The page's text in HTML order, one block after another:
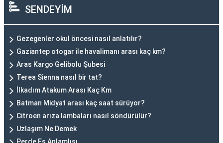
SENDEYİM
Gezegenler okul öncesi nasıl anlatılır?
Gaziantep otogar ile havalimanı arası kaç km?
Aras Kargo Gelibolu Şubesi
Terea Sienna nasıl bir tat?
İlkadım Atakum Arası Kaç Km
Batman Midyat arası kaç saat sürüyor?
Citroen arıza lambaları nasıl söndürülür?
Uzlaşım Ne Demek